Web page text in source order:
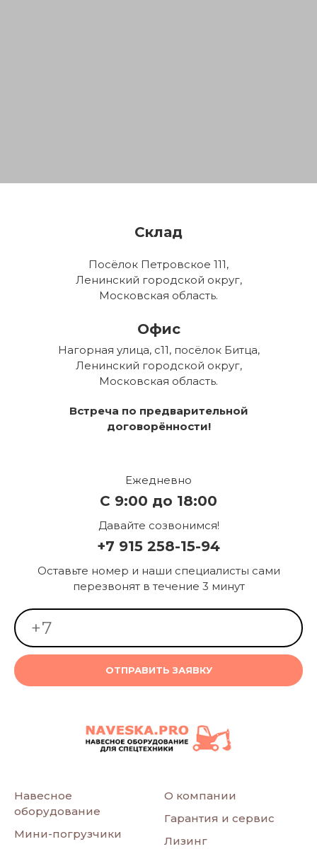
Склад
Посёлок Петровское 111,
Ленинский городской округ,
Московская область.
Офис
Нагорная улица, с11, посёлок Битца,
Ленинский городской округ,
Московская область.
Встреча по предварительной
договорённости!
Ежедневно
С 9:00 до 18:00
Давайте созвонимся!
+7 915 258-15-94
Оставьте номер и наши специалисты сами
перезвонят в течение 3 минут
ОТПРАВИТЬ ЗАЯВКУ
Навесное
оборудование
Мини-погрузчики
О компании
Гарантия и сервис
Лизинг